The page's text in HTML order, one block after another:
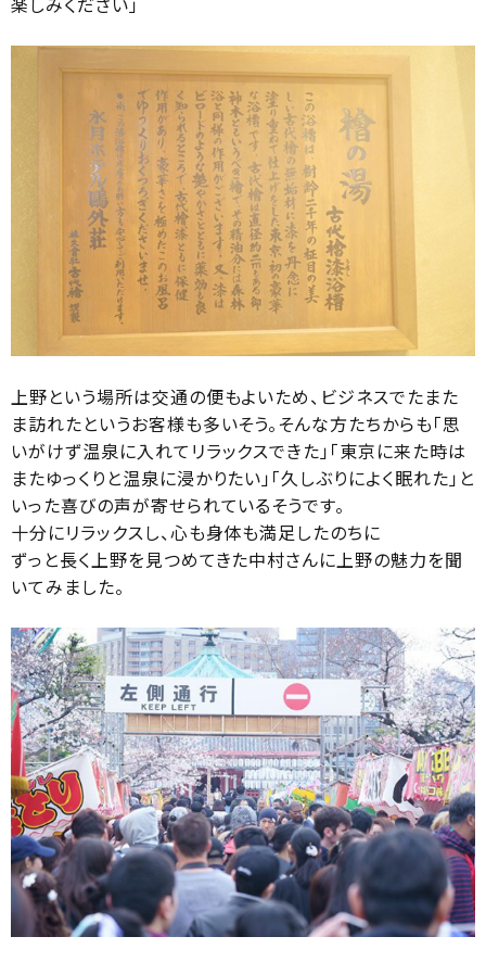
上野という場所は交通の便もよいため、ビジネスでたまた
ま訪れたというお客様も多いそう。そんな方たちからも「思
いがけず温泉に入れてリラックスできた」「東京に来た時は
またゆっくりと温泉に浸かりたい」「久しぶりによく眠れた」と
いった喜びの声が寄せられているそうです。
十分にリラックスし、心も身体も満足したのちに
ずっと長く上野を見つめてきた中村さんに上野の魅力を聞
いてみました。